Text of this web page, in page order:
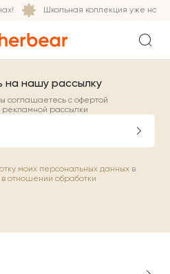
Школьная коллекция уже на
на нашу рассылку
соглашаетесь с офертой
рекламной рассылки
моих персональных данных в
в отношении обработки